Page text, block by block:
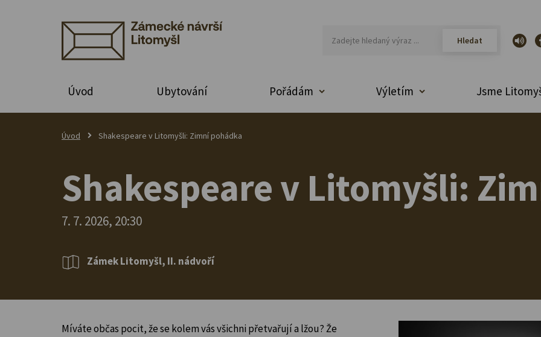
Úvod Ubytování Pořádám Výletím Jsme
Úvod Shakespeare v Litomyšli: Zimní pohádka
Shakespeare v Litomyšli:
7. 7. 2026, 20:30
Zámek Litomyšl, II. nádvoří
Míváte občas pocit, že se kolem vás všichni přetvařují a lžou? Že